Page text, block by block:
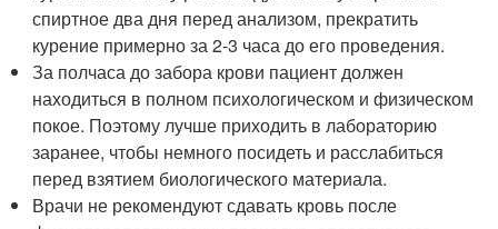
спиртное два дня перед анализом, прекратить
курение примерно за 2-3 часа до его проведения.
За полчаса до забора крови пациент должен
находиться в полном психологическом и физическом
покое. Поэтому лучше приходить в лабораторию
заранее, чтобы немного посидеть и расслабиться
перед взятием биологического материала.
Врачи не рекомендуют сдавать кровь после